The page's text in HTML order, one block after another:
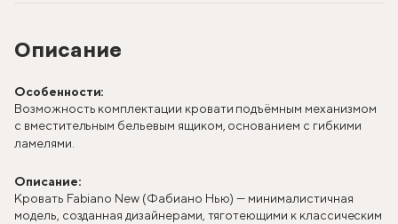
Описание
Особенности:
Возможность комплектации кровати подъёмным механизмом
с вместительным бельевым ящиком, основанием с гибкими
ламелями.
Описание:
Кровать Fabiano New (Фабиано Нью) — минималистичная
модель, созданная дизайнерами, тяготеющими к классическим